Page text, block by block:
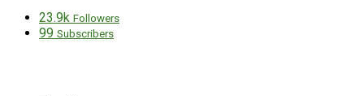
23.9k Followers
99 Subscribers